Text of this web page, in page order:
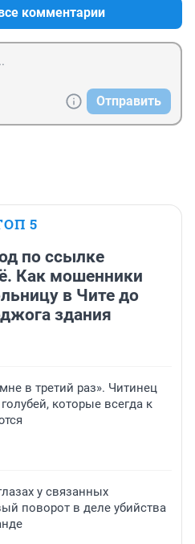
комментарии
Отправить
5
по ссылке
Как мошенники
в Чите до
здания
в третий раз». Читинец
которые всегда к
у связанных
поворот в деле убийства